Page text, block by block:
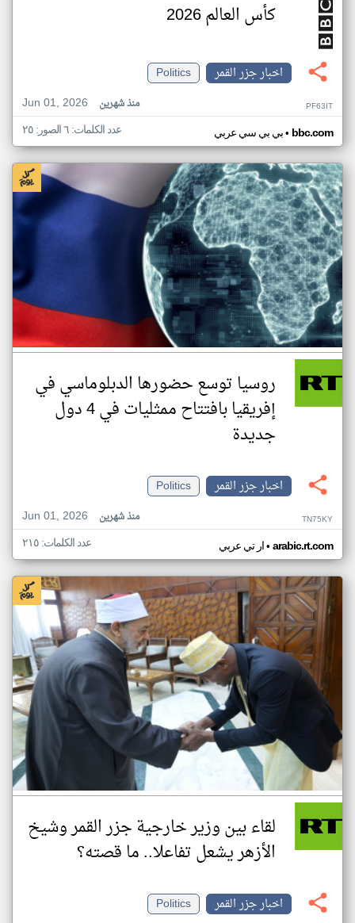
كأس العالم 2026
اخبار جزر القمر
Politics
Jun 01, 2026
منذ شهرين PF63IT
بي بي سي عربي• bbc.com عدد الكلمات: ٦ الصور: ٢٥
روسيا توسع حضورها الدبلوماسي في
إفريقيا بافتتاح ممثليات في 4 دول
جديدة
اخبار جزر القمر
Politics
Jun 01, 2026
منذ شهرين TN75KY
ار تي عربي• arabic.rt.com عدد الكلمات: ٢١٥
لقاء بين وزير خارجية جزر القمر وشيخ
الأزهر يشعل تفاعلا.. ما قصته؟
اخبار جزر القمر
Politics